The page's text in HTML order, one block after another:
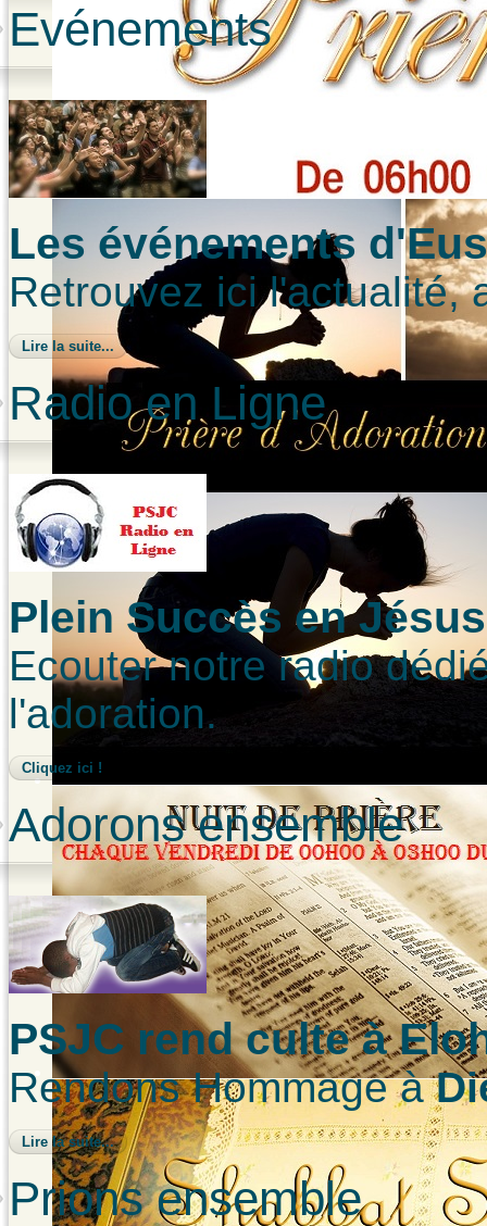
Evénements
Les événements
Retrouvez ici l'actualité,
Lire la suite...
Radio en Ligne
Plein Succès en
Ecouter notre radio
l'adoration.
Cliquez ici !
Adorons ensemble
PSJC rend culte à
Rendons Hommage à
Lire la suite...
Prions ensemble